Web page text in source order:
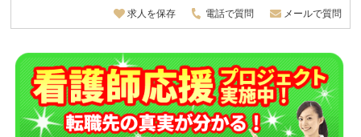
求人を保存 電話で質問 メールで質問